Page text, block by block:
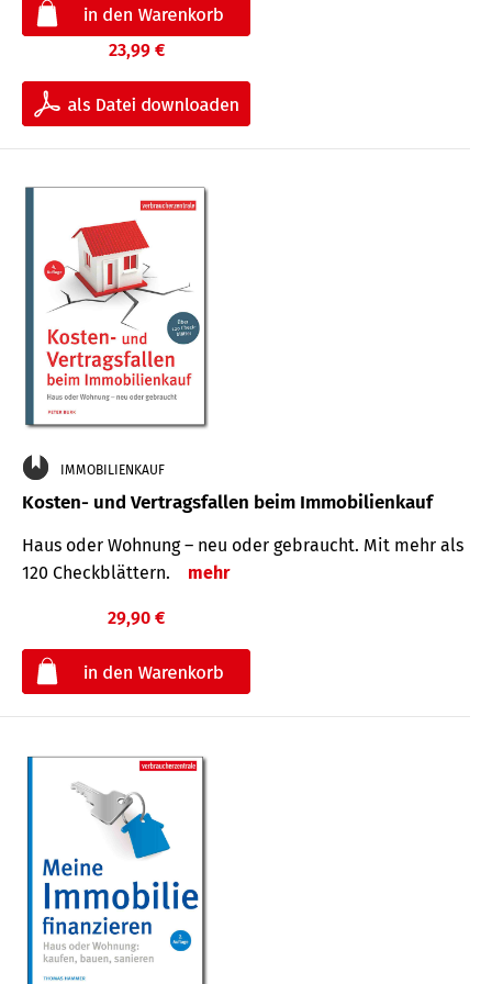
23,99 €
IMMOBILIENKAUF
Kosten- und Vertragsfallen beim Immobilienkauf
Haus oder Wohnung – neu oder gebraucht. Mit mehr als
120 Check­blättern.
mehr
29,90 €